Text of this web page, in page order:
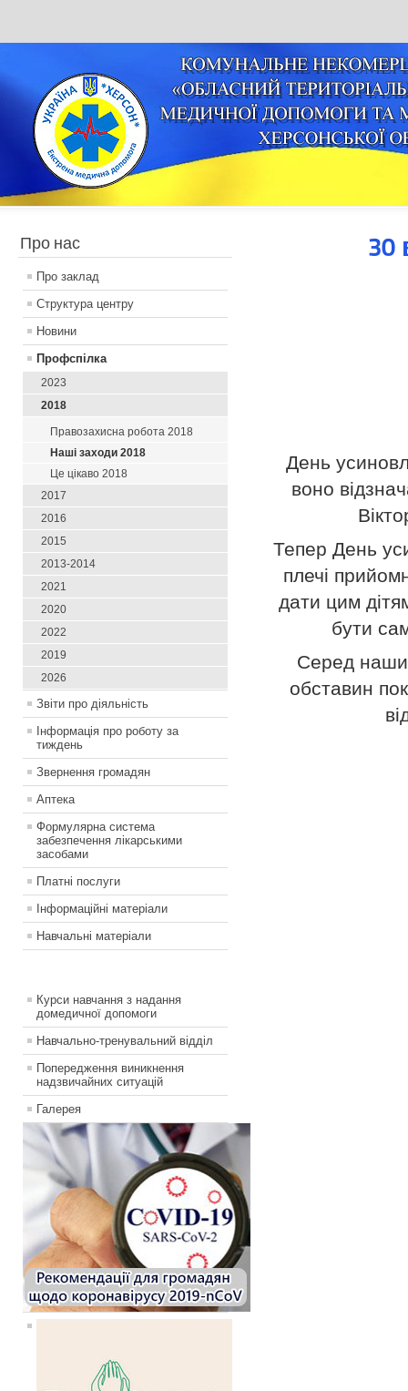
Про нас
Про заклад
Структура центру
Новини
Профспілка
2023
2018
Правозахисна робота 2018
Наші заходи 2018
Це цікаво 2018
2017
2016
2015
2013-2014
2021
2020
2022
2019
2026
Звіти про діяльність
Інформація про роботу за
тиждень
Звернення громадян
Аптека
Формулярна система
забезпечення лікарськими
засобами
Платні послуги
Інформаційні матеріали
Навчальні матеріали
Курси навчання з надання
домедичної допомоги
Навчально-тренувальний відділ
Попередження виникнення
надзвичайних ситуацій
Галерея
30
День
воно
Тепер День
плечі
дати цим
бути
Серед
обставин